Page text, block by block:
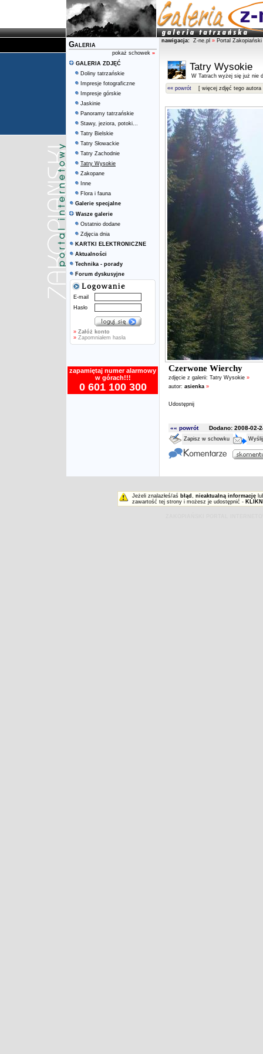
Galeria
pokaż schowek »
GALERIA ZDJĘĆ
Doliny tatrzańskie
Impresje fotograficzne
Impresje górskie
Jaskinie
Panoramy tatrzańskie
Stawy, jeziora, potoki...
Tatry Bielskie
Tatry Słowackie
Tatry Zachodnie
Tatry Wysokie
Zakopane
Inne
Flora i fauna
Galerie specjalne
Wasze galerie
Ostatnio dodane
Zdjęcia dnia
KARTKI ELEKTRONICZNE
Aktualności
Technika - porady
Forum dyskusyjne
E-mail
Hasło
» Załóż konto
» Zapomniałem hasła
zapamiętaj numer alarmowy
w górach!!!
0 601 100 300
nawigacja: Z-ne.pl » Portal Zakopiański
Tatry Wysokie
W Tatrach wyżej się już nie
«« powrót [ więcej zdjęć tego autora
Czerwone Wierchy
zdjęcie z galerii: Tatry Wysokie »
autor: asienka »
Udostępnij
«« powrótDodano: 2008-02-
Zapisz w schowku
Jeżeli znalazłeś/aś błąd , nieaktualną informację
zawartość tej strony i możesz je udostępnić -